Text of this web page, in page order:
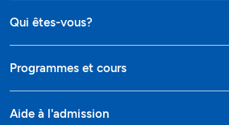
Qui êtes-vous?
Programmes et cours
Aide à l'admission